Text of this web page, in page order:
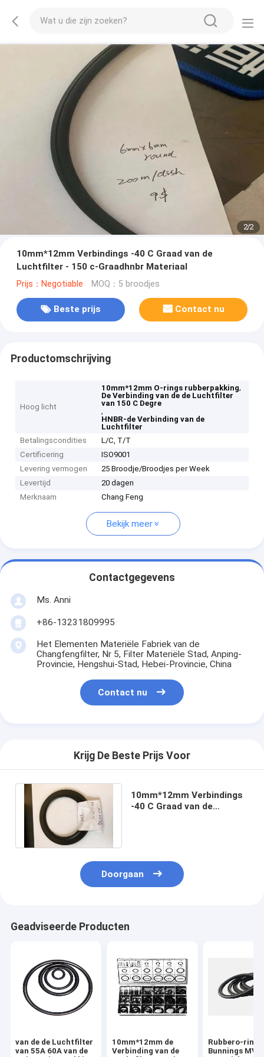
2/2
10mm*12mm Verbindings -40 C Graad van de
Luchtfilter - 150 c-Graadhnbr Materiaal
Prijs：Negotiable MOQ：5 broodjes
Beste prijs Contact nu
Productomschrijving
Hoog licht
10mm*12mm O-rings rubberpakking,
De Verbinding van de de Luchtfilter
van 150 C Degre
,
HNBR-de Verbinding van de
Luchtfilter
Betalingscondities
L/C, T/T
Certificering
ISO9001
Levering vermogen
25 Broodje/Broodjes per Week
Levertijd
20 dagen
Merknaam
Chang Feng
Bekijk meer
Contactgegevens
Ms. Anni
+86-13231809995
Het Elementen Materiële Fabriek van de
Changfengfilter, Nr 5, Filter Materiële Stad, Anping-
Provincie, Hengshui-Stad, Hebei-Provincie, China
Contact nu
Krijg De Beste Prijs Voor
10mm*12mm Verbindings
-40 C Graad van de
Doorgaan
Geadviseerde Producten
van de de Luchtfilter
van 55A 60A van de
10mm*12mm de
Verbinding van de
Rubbero-
Bunnings MVQ